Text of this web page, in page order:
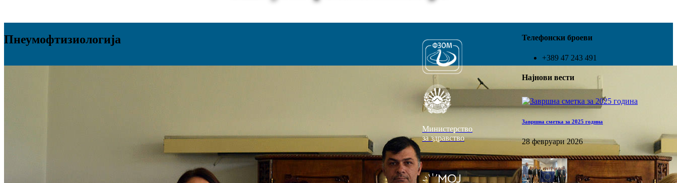
Пнеумофтизиологија Телефонски броеви
+389 47 243 491
Најнови вести
Завршна сметка за 2025 година
28 февруари 2026
Министерство
за здравство